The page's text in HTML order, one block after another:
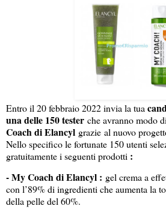
Entro il 20 febbraio 2022 invia la tua
una delle 150 tester che avranno modo di
Coach di Elancyl grazie al nuovo
Nello specifico le fortunate 150 utenti
gratuitamente i seguenti prodotti :
- My Coach di Elancyl : gel crema a
con l’89% di ingredienti che aumenta la
della pelle del 60%.